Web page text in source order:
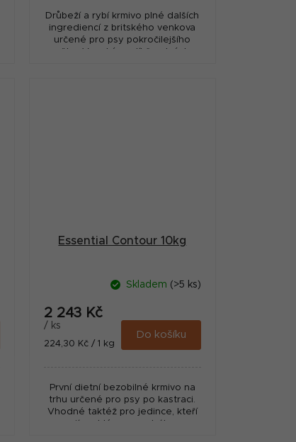
Drůbeží a rybí krmivo plné dalších
ingrediencí z britského venkova
určené pro psy pokročilejšího
Essential Contour 10kg
Skladem (>5 ks)
2 243 Kč
/ ks
Měrná
224,30 Kč / 1 kg
Do košíku
První dietní bezobilné krmivo na
trhu určené pro psy po kastraci.
Vhodné taktéž pro jedince, kteří
mají problémy s nadváhou.